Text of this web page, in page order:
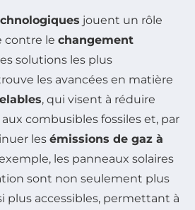
jouent un rôle
contre le changement
solutions les plus
les avancées en matière
, qui visent à réduire
combusibles fossiles et, par
les émissions de gaz à
les panneaux solaires
sont non seulement plus
plus accessibles, permettant à